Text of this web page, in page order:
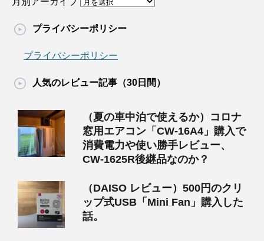
プライバシーポリシー
プライバシーポリシー
人気のレビュー記事（30日間）
（夏の車中泊で使えるか）コロナ
窓用エアコン「CW-16A4」購入で
消費電力や使い勝手レビュー、
CW-1625R後継品なのか？
（DAISO レビュー）500円のクリ
ップ式USB「Mini Fan」購入した
話。